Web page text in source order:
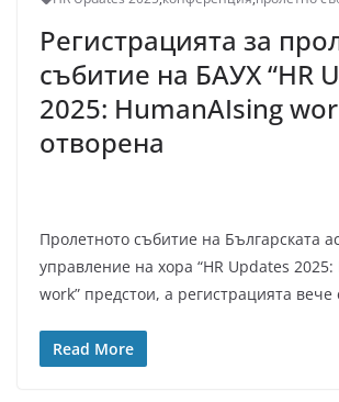
Регистрацията за
събитие на БАУХ “HR
2025: HumanAIsing
отворена
Пролетното събитие на Българската
управление на хора “HR Updates
work” предстои, а регистрацията вече
Read More